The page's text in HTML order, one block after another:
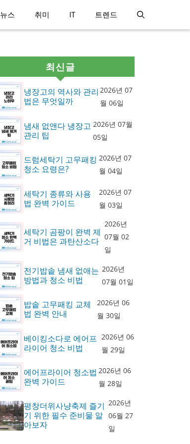
뉴스 취미 IT 트렌드
최신글
냉장고의 역사와 관리
법은 무엇일까
2026년 07
월 06일
냄새 없앤다 냉장고
관리 팁
2026년 07월
05일
드럼세탁기 고무패킹
청소 요령은?
2026년 07
월 04일
세탁기 종류와 사용
법 완벽 가이드
2026년 07
월 03일
세탁기 곰팡이 완벽 제
거 비법은 과탄산소다
2026년
07월 02
일
전기밥솥 냄새 없애는
방법과 청소 비법
2026년
07월 01일
밥솥 고무패킹 교체
법 완벽 안내
2026년 06
월 30일
베이킹소다로 에어프
라이어 청소 비법
2026년 06
월 29일
에어프라이어 청소법
완벽 가이드
2026년 06
월 28일
평창더위사냥축제 즐기
기 위한 필수 준비물 알
아보자
2026년
06월 27
일